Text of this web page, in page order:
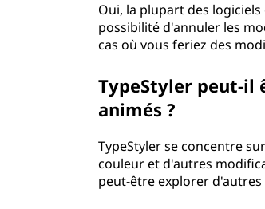
Oui, la plupart des
possibilité d'annuler les
cas où vous feriez des
TypeStyler peut-il
animés ?
TypeStyler se concentre
couleur et d'autres
peut-être explorer